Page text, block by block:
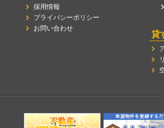
採用情報
プライバシーポリシー
お問い合わせ
貸